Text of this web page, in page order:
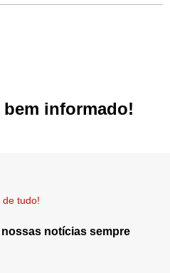
informado!
de tudo!
nossas notícias sempre